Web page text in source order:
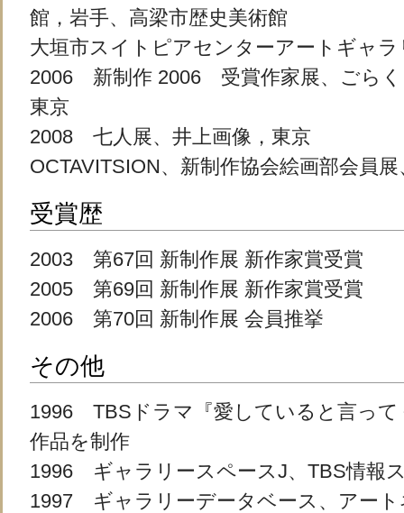
館，岩手、高梁市歴史美術館
大垣市スイトピアセンターアートギャラ
2006 新制作 2006 受賞作家展、ごらく
東京
2008 七人展、井上画像，東京
OCTAVITSION、新制作協会絵画部会員
受賞歴
2003 第67回 新制作展 新作家賞受賞
2005 第69回 新制作展 新作家賞受賞
2006 第70回 新制作展 会員推挙
その他
1996 TBSドラマ『愛していると言って
作品を制作
1996 ギャラリースペースJ、TBS情報
1997 ギャラリーデータベース、アート